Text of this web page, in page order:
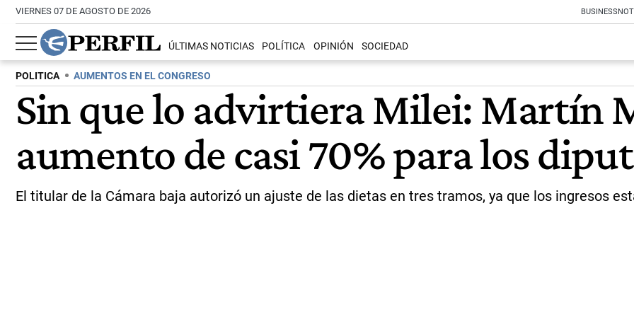
VIERNES 07 DE AGOSTO DE 2026 BUSINESS
ÚLTIMAS NOTICIAS POLÍTICA OPINIÓN SOCIEDAD
POLITICA AUMENTOS EN EL CONGRESO
Sin que lo advirtiera Milei: Martín
aumento de casi 70% para los
El titular de la Cámara baja autorizó un ajuste de las dietas en tres tramos, ya que los ingresos